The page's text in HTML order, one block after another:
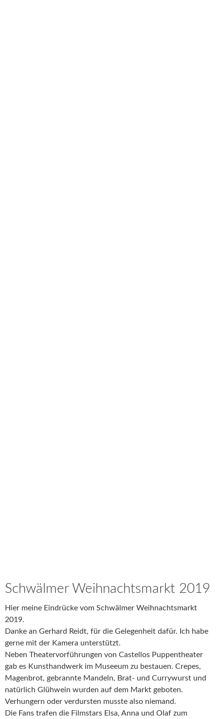
Schwälmer Weihnachtsmarkt 2019
Hier meine Eindrücke vom Schwälmer Weihnachtsmarkt
2019.
Danke an Gerhard Reidt, für die Gelegenheit dafür. Ich habe
gerne mit der Kamera unterstützt.
Neben Theatervorführungen von Castellos Puppentheater
gab es Kunsthandwerk im Museeum zu bestauen. Crepes,
Magenbrot, gebrannte Mandeln, Brat- und Currywurst und
natürlich Glühwein wurden auf dem Markt geboten.
Verhungern oder verdursten musste also niemand.
Die Fans trafen die Filmstars Elsa, Anna und Olaf zum